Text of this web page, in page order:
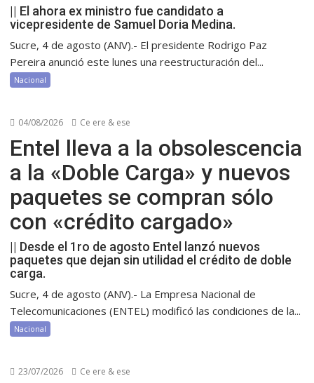
|| El ahora ex ministro fue candidato a
vicepresidente de Samuel Doria Medina.
Sucre, 4 de agosto (ANV).- El presidente Rodrigo Paz
Pereira anunció este lunes una reestructuración del...
Nacional
04/08/2026 Ce ere & ese
Entel lleva a la obsolescencia
a la «Doble Carga» y nuevos
paquetes se compran sólo
con «crédito cargado»
|| Desde el 1ro de agosto Entel lanzó nuevos
paquetes que dejan sin utilidad el crédito de doble
carga.
Sucre, 4 de agosto (ANV).- La Empresa Nacional de
Telecomunicaciones (ENTEL) modificó las condiciones de la...
Nacional
23/07/2026 Ce ere & ese